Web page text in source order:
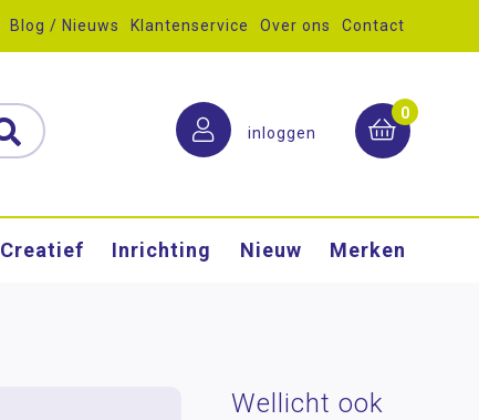
Blog / Nieuws Klantenservice Over ons Contact
inloggen
0
Creatief Inrichting Nieuw Merken
Wellicht ook